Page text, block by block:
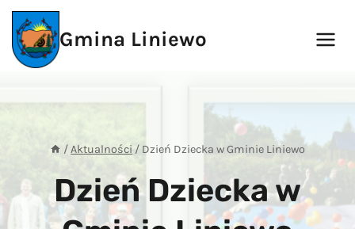
Przejdź
treści
Gmina Liniewo
/Aktualności / Dzień Dziecka w Gminie Liniewo
Dzień Dziecka w